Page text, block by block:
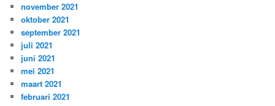
november 2021
oktober 2021
september 2021
juli 2021
juni 2021
mei 2021
maart 2021
februari 2021